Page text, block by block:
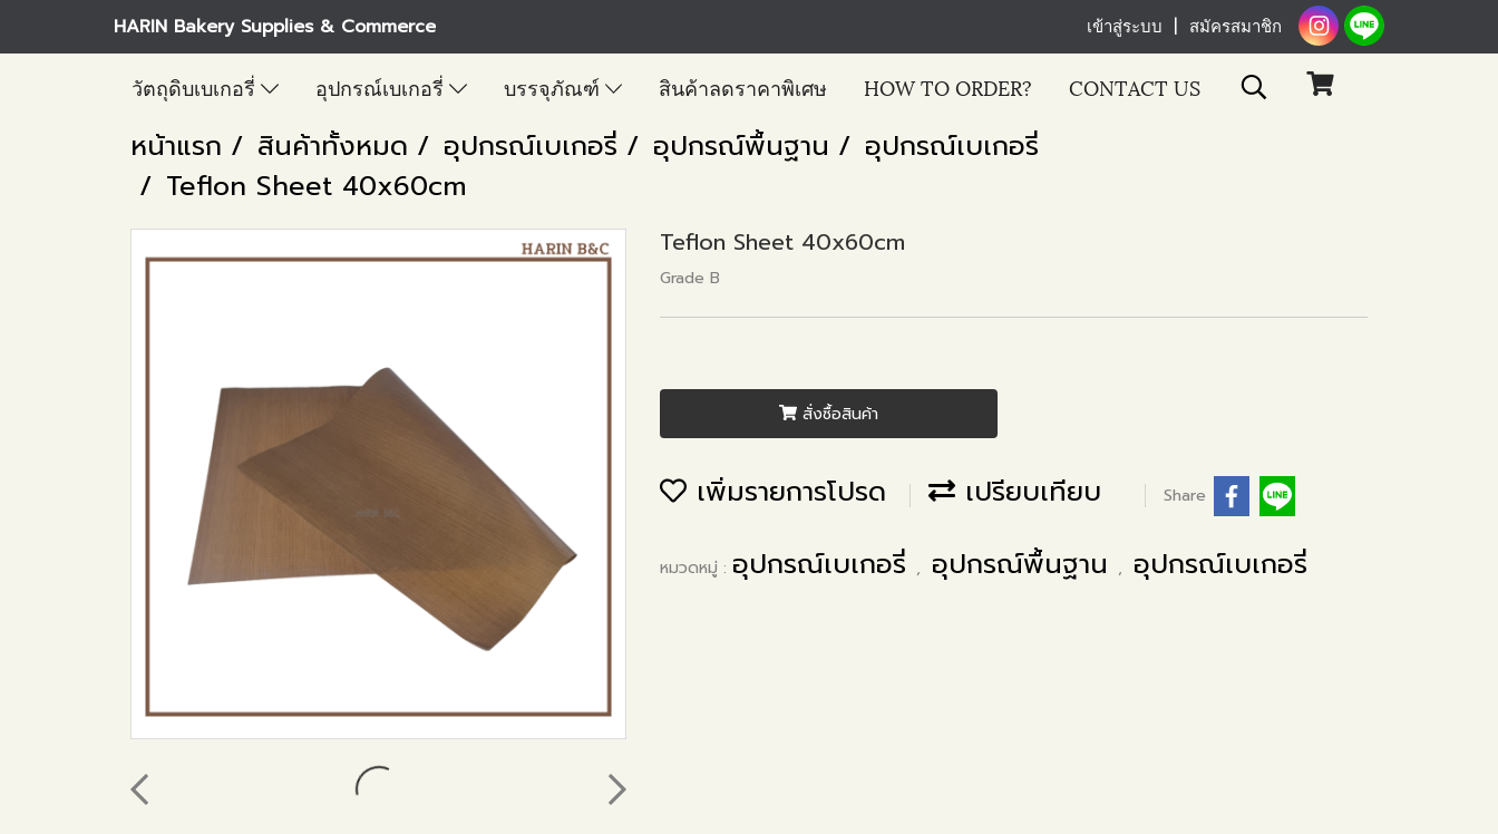
HARIN Bakery Supplies & Commerce เข้าสู่ระบบ สมัครสมาชิก
วัตถุดิบเบเกอรี่ อุปกรณ์เบเกอรี่ บรรจุภัณฑ์ สินค้าลดราคาพิเศษ HOW TO ORDER? CONTACT US
หน้าแรก สินค้าทั้งหมด อุปกรณ์เบเกอรี่ อุปกรณ์พื้นฐาน
อุปกรณ์เบเกอรี่
Teflon Sheet 40x60cm
Teflon Sheet 40x60cm
Grade B
สั่งซื้อสินค้า
เพิ่มรายการโปรด เปรียบเทียบ Share
หมวดหมู่ : อุปกรณ์เบเกอรี่ , อุปกรณ์พื้นฐาน , อุปกรณ์เบเกอรี่